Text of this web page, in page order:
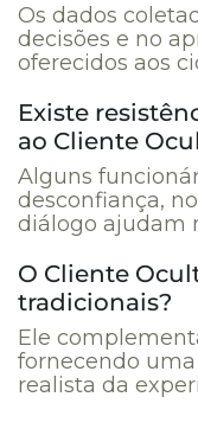
Os dados
decisões e no
oferecidos aos
Existe
ao Cliente
Alguns
desconfiança,
diálogo ajudam
O Cliente
tradicionais?
Ele
fornecendo
realista da